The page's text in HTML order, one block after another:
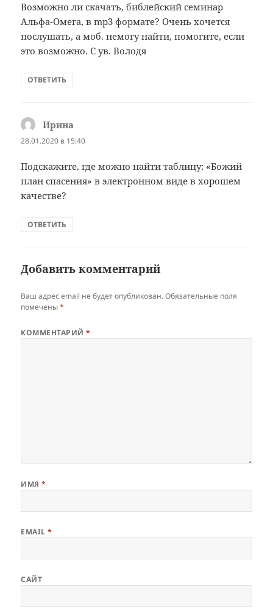
Возможно ли скачать, библейский семинар
Альфа-Омега, в mp3 формате? Очень хочется
послушать, а моб. немогу найти, помогите, если
это возможно. С ув. Володя
ОТВЕТИТЬ
Ирина
28.01.2020 в 15:40
Подскажите, где можно найти таблицу: «Божий
план спасения» в электронном виде в хорошем
качестве?
ОТВЕТИТЬ
Добавить комментарий
Ваш адрес email не будет опубликован. Обязательные поля
помечены*
КОММЕНТАРИЙ*
ИМЯ*
EMAIL*
САЙТ